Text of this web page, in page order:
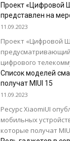
(AnTuTu-da təxminən
Проект «Цифровой
представлен на
Алматы
11.09.2023
Проект «Цифровой
цифрового
коридора,
Центральной и
представлен на
и...
Список моделей
получат MIUI 15
11.09.2023
Ресурс XiaomiUI
мобильных
которые получат